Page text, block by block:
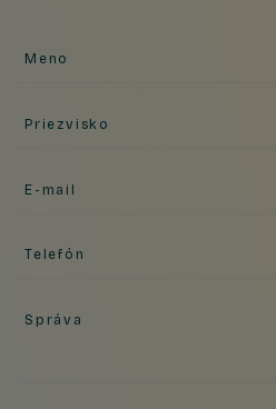
Meno
Priezvisko
E-mail
Telefón
Správa